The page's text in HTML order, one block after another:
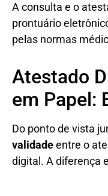
A consulta e o
prontuário
pelas normas
Atestado
em Papel:
Do ponto de vista
validadeentre o
digital. A diferença